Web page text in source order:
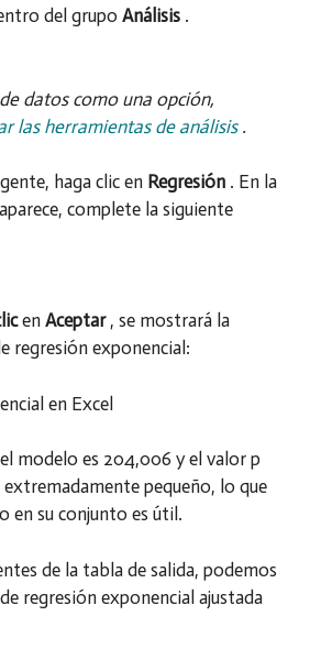
del grupo Análisis .
datos como una opción,
las herramientas de análisis.
haga clic en Regresión . En la
complete la siguiente
en Aceptar, se mostrará la
regresión exponencial:
modelo es 204,006 y el valor p
pequeño, lo que
en su conjunto es útil.
de la tabla de salida, podemos
regresión exponencial ajustada